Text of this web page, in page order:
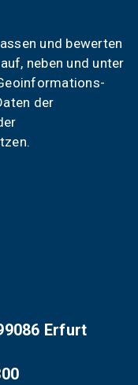
und bewerten
neben und unter
der
Erfurt